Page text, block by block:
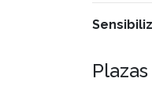
Plazas